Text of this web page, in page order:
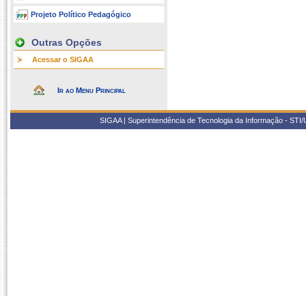
Projeto Político Pedagógico
Outras Opções
Acessar o SIGAA
Ir ao Menu Principal
SIGAA | Superintendência de Tecnologia da Informação -